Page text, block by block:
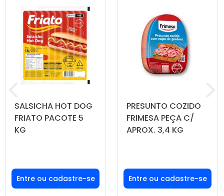
SALSICHA HOT DOG
FRIATO PACOTE 5
KG
Faça seu login ou
cadastre-se para
ver preços e
PRESUNTO COZIDO
FRIMESA PEÇA C/
APROX. 3,4 KG
Faça seu login ou
cadastre-se para
ver preços e